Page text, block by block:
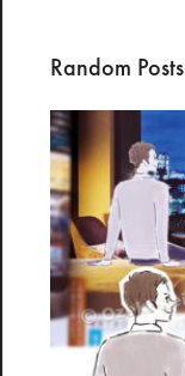
Random Posts